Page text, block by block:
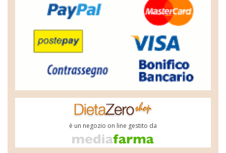
è un negozio on line gestito da